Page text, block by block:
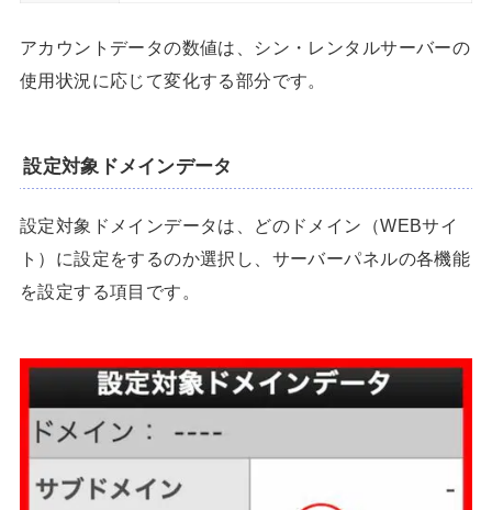
アカウントデータの数値は、シン・レンタルサーバーの
使用状況に応じて変化する部分です。
設定対象ドメインデータ
設定対象ドメインデータは、どのドメイン（WEBサイ
ト）に設定をするのか選択し、サーバーパネルの各機能
を設定する項目です。